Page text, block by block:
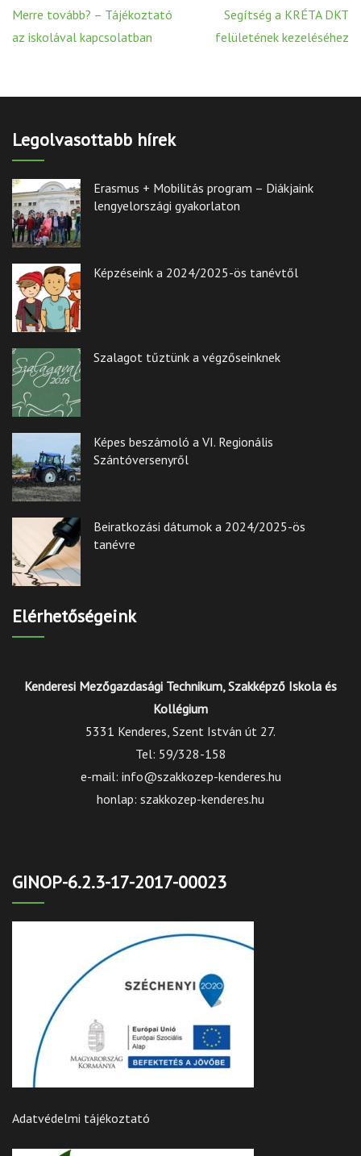
Post
navigation
Merre tovább? – Tájékoztató
az iskolával kapcsolatban
Segítség a KRÉTA DKT
felületének kezeléséhez
Legolvasottabb hírek
Erasmus + Mobilitás program – Diákjaink
lengyelországi gyakorlaton
Képzéseink a 2024/2025-ös tanévtől
Szalagot tűztünk a végzőseinknek
Képes beszámoló a VI. Regionális
Szántóversenyről
Beiratkozási dátumok a 2024/2025-ös
tanévre
Elérhetőségeink
Kenderesi Mezőgazdasági Technikum, Szakképző Iskola és
Kollégium
5331 Kenderes, Szent István út 27.
Tel: 59/328-158
e-mail: info@szakkozep-kenderes.hu
honlap: szakkozep-kenderes.hu
GINOP-6.2.3-17-2017-00023
Adatvédelmi tájékoztató